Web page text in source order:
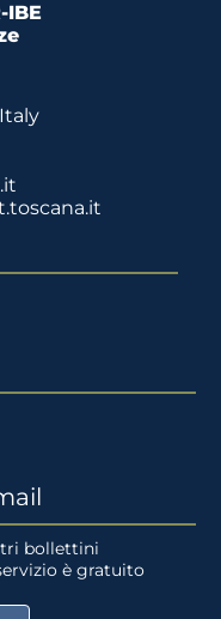
IBE
bollettini
è gratuito